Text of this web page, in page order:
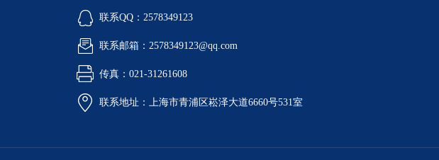
联系QQ：2578349123
联系邮箱：2578349123@qq.com
传真：021-31261608
联系地址：上海市青浦区崧泽大道6660号531室